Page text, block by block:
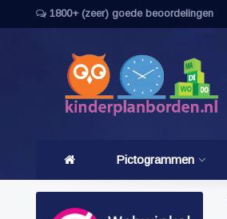
1800+ (zeer) goede beoordelingen
Pictogrammen